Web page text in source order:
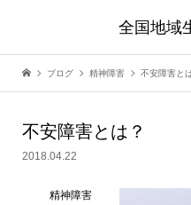
全国地域
ブログ 精神障害 不安障害と
不安障害とは？
2018.04.22
精神障害